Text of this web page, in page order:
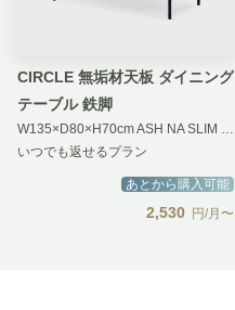
CIRCLE 無垢材天板 ダイニング
テーブル 鉄脚
いつでも返せるプラン
あとから購入可能
2,530 円/月〜